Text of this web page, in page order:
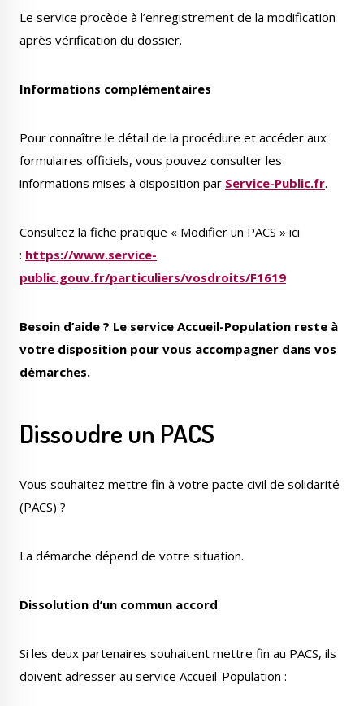
Le service procède à l’enregistrement de la modification
après vérification du dossier.
Informations complémentaires
Pour connaître le détail de la procédure et accéder aux
formulaires officiels, vous pouvez consulter les
informations mises à disposition par Service-Public.fr.
Consultez la fiche pratique « Modifier un PACS » ici
: https://www.service-
public.gouv.fr/particuliers/vosdroits/F1619
Besoin d’aide ? Le service Accueil-Population reste à
votre disposition pour vous accompagner dans vos
démarches.
Dissoudre un PACS
Vous souhaitez mettre fin à votre pacte civil de solidarité
(PACS) ?
La démarche dépend de votre situation.
Dissolution d’un commun accord
Si les deux partenaires souhaitent mettre fin au PACS, ils
doivent adresser au service Accueil-Population :